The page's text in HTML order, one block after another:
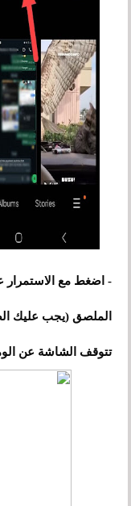
- اضغط مع الاستمرار
تتوقف الشاشة عن